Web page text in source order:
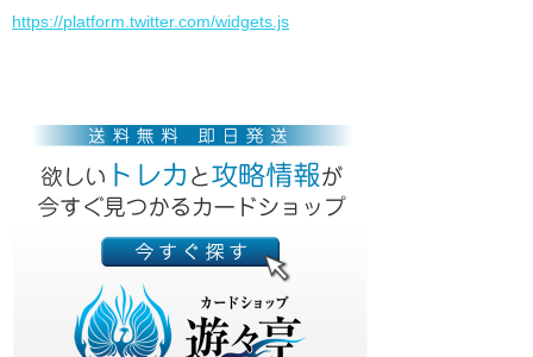
https://platform.twitter.com/widgets.js